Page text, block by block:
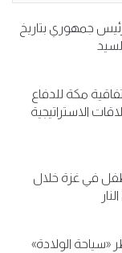
جمهوري بتاريخ
مكة للدفاع
الاستراتيجية
مقتل 300 طفل في غزة خلال
الولادة»